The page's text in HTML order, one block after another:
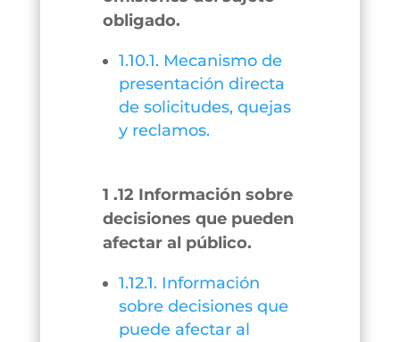
obligado.
1.10.1. Mecanismo de
presentación directa
de solicitudes, quejas
y reclamos.
1 .12 Información sobre
decisiones que pueden
afectar al público.
1.12.1. Información
sobre decisiones que
puede afectar al